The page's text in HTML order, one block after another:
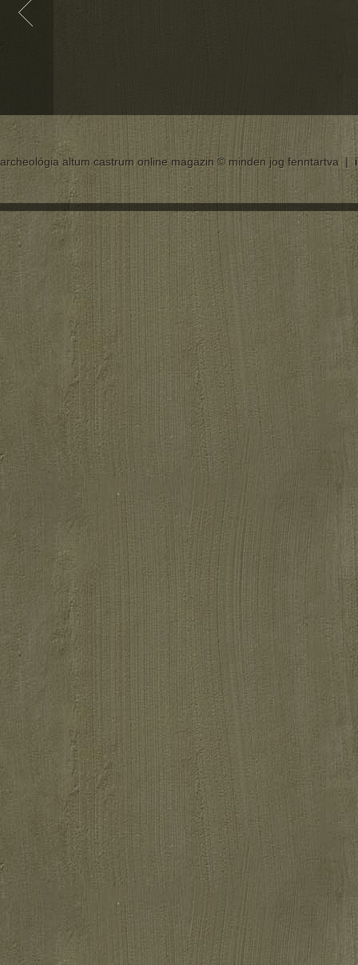
archeológia altum castrum online magazin © minden jog fenntartva |